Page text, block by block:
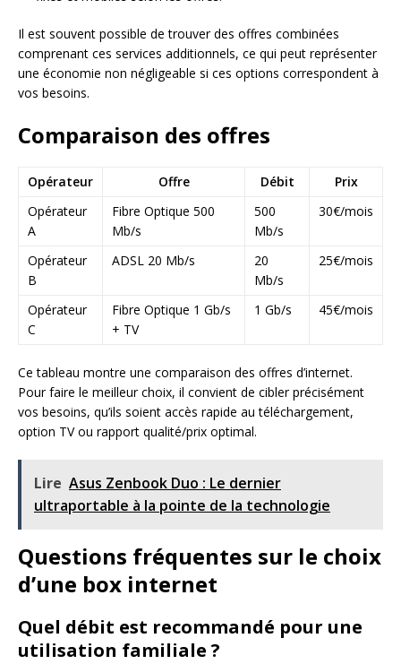
Il est souvent possible de trouver des offres combinées
comprenant ces services additionnels, ce qui peut représenter
une économie non négligeable si ces options correspondent à
vos besoins.
Comparaison des offres
Opérateur Offre Débit
Prix
Opérateur
A
Fibre Optique 500
Mb/s
500
Mb/s
30€/mois
Opérateur
B
ADSL 20 Mb/s
20
Mb/s
25€/mois
Opérateur
C
Fibre Optique 1 Gb/s
+ TV
1 Gb/s 45€/mois
Ce tableau montre une comparaison des offres d’internet.
Pour faire le meilleur choix, il convient de cibler précisément
vos besoins, qu’ils soient accès rapide au téléchargement,
option TV ou rapport qualité/prix optimal.
Lire Asus Zenbook Duo : Le dernier
ultraportable à la pointe de la technologie
Questions fréquentes sur le choix
d’une box internet
Quel débit est recommandé pour une
utilisation familiale ?